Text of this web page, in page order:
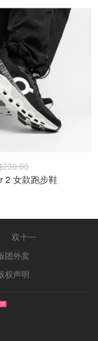
2 女款跑步鞋
双十一
团外卖
权声明